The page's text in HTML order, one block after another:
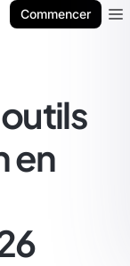
Commencer
en